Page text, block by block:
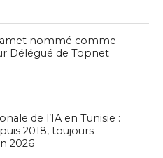
nommé comme
Délégué de Topnet
de l’IA en Tunisie :
2018, toujours
2026